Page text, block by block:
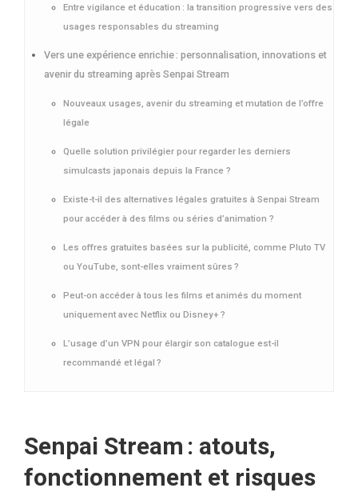
Entre vigilance et éducation : la transition progressive vers des
usages responsables du streaming
Vers une expérience enrichie : personnalisation, innovations et
avenir du streaming après Senpai Stream
Nouveaux usages, avenir du streaming et mutation de l’offre
légale
Quelle solution privilégier pour regarder les derniers
simulcasts japonais depuis la France ?
Existe-t-il des alternatives légales gratuites à Senpai Stream
pour accéder à des films ou séries d’animation ?
Les offres gratuites basées sur la publicité, comme Pluto TV
ou YouTube, sont-elles vraiment sûres ?
Peut-on accéder à tous les films et animés du moment
uniquement avec Netflix ou Disney+ ?
L’usage d’un VPN pour élargir son catalogue est-il
recommandé et légal ?
Senpai Stream : atouts,
fonctionnement et risques